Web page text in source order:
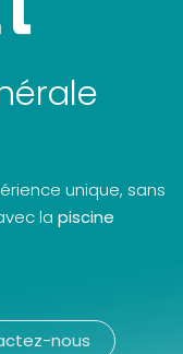
unique, sans
la piscine
nous